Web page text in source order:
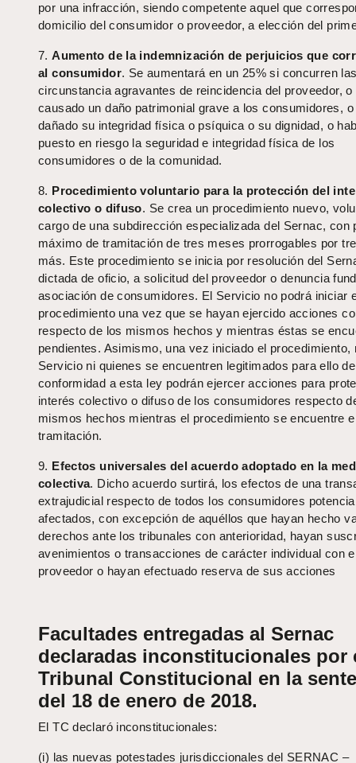
por una infracción, siendo competente aquel que
domicilio del consumidor o proveedor, a elección del
7.Aumento de la indemnización de perjuicios que
al consumidor. Se aumentará en un 25% si concurren
circunstancia agravantes de reincidencia del proveedor, o
causado un daño patrimonial grave a los consumidores, o
dañado su integridad física o psíquica o su dignidad, o
puesto en riesgo la seguridad e integridad física de los
consumidores o de la comunidad.
8. Procedimiento voluntario para la protección del
colectivo o difuso. Se crea un procedimiento nuevo,
cargo de una subdirección especializada del Sernac, con
máximo de tramitación de tres meses prorrogables por
más. Este procedimiento se inicia por resolución del
dictada de oficio, a solicitud del proveedor o denuncia
asociación de consumidores. El Servicio no podrá iniciar
procedimiento una vez que se hayan ejercido acciones
respecto de los mismos hechos y mientras éstas se
pendientes. Asimismo, una vez iniciado el procedimiento,
Servicio ni quienes se encuentren legitimados para ello de
conformidad a esta ley podrán ejercer acciones para
interés colectivo o difuso de los consumidores respecto
mismos hechos mientras el procedimiento se encuentre
tramitación.
9. Efectos universales del acuerdo adoptado en la
colectiva. Dicho acuerdo surtirá, los efectos de una
extrajudicial respecto de todos los consumidores
afectados, con excepción de aquéllos que hayan hecho
derechos ante los tribunales con anterioridad, hayan
avenimientos o transacciones de carácter individual con
proveedor o hayan efectuado reserva de sus acciones
Facultades entregadas al Sernac
declaradas inconstitucionales por
Tribunal Constitucional en la
del 18 de enero de 2018.
El TC declaró inconstitucionales:
(i) las nuevas potestades jurisdiccionales del SERNAC –